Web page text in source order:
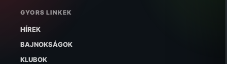
GYORS LINKEK
HÍREK
BAJNOKSÁGOK
KLUBOK